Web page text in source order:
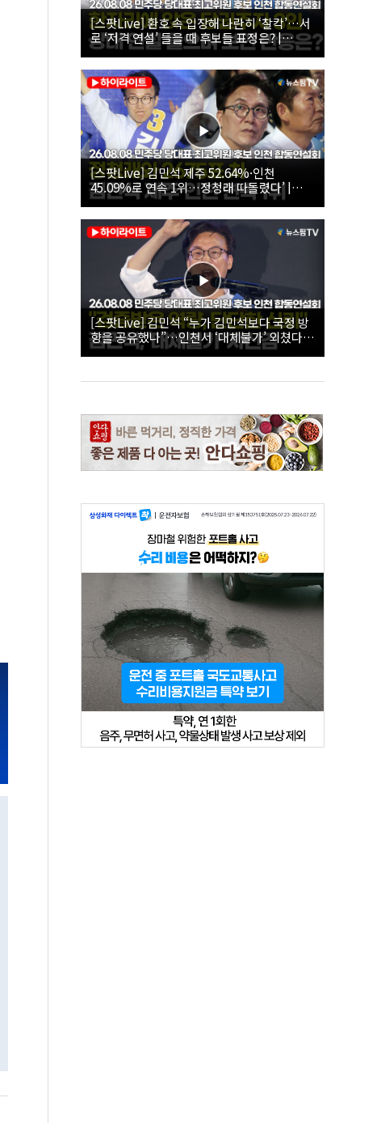
[스팟Live] 환호 속 입장해 나란히 ‘찰칵’…서
로 ‘저격 연설’ 들을 때 후보들 표정은? |
26.08.08 더불어민주당 당대표·최고위원 후
보 인천 합동연설회
[스팟Live] 김민석 제주 52.64%·인천
45.09%로 연속 1위…정청래 따돌렸다’ |
26.08.08 더불어민주당 당대표·최고위원 후
보 인천 합동연설회
[스팟Live] 김민석 “누가 김민석보다 국정 방
향을 공유했나”…인천서 ‘대체불가’ 외쳤다 |
26.08.08 더불어민주당 당대표·최고위원 후